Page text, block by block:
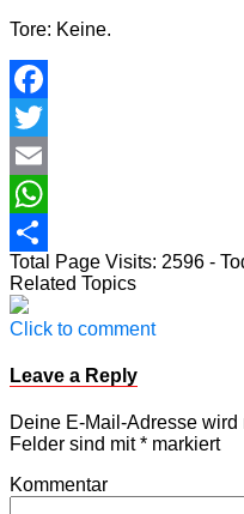
Tore: Keine.
Facebook
Twitter
Email
WhatsApp
Teilen
Total Page Visits: 2596 -
Related Topics
Click to comment
Leave a Reply
Deine E-Mail-Adresse wird
Felder sind mit* markiert
Kommentar